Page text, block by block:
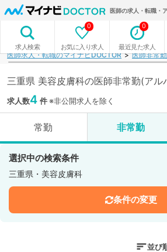
医師の求人・転職・
求人検索 お気に入り求人
0
最近見た求人
0
医師求人・転職のマイナビDOCTOR 医師非常
三重県 美容皮膚科の医師非常勤(アル
求人数4 件※非公開求人を除く
常勤 非常勤
選択中の検索条件
三重県・美容皮膚科
条件の変更
並び